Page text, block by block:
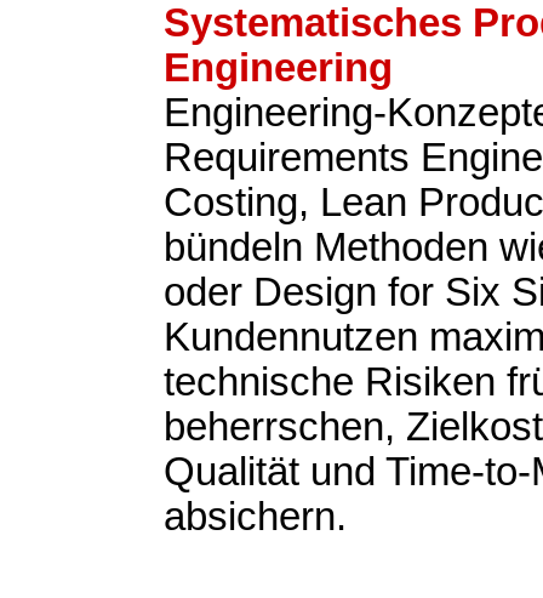
Systematisches
Engineering
Engineering-
Requirements
Costing, Lean
bündeln Methoden
oder Design for Six
Kundennutzen
technische Risiken
beherrschen,
Qualität und Time-to-
absichern.